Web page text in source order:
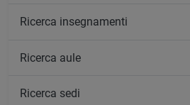
Ricerca insegnamenti
Ricerca aule
Ricerca sedi